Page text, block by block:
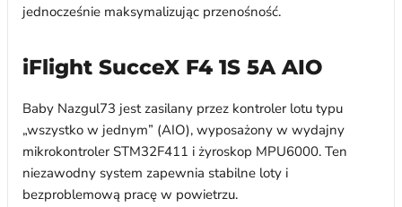
jednocześnie maksymalizując przenośność.
iFlight SucceX F4 1S 5A AIO
Baby Nazgul73 jest zasilany przez kontroler lotu typu
„wszystko w jednym” (AIO), wyposażony w wydajny
mikrokontroler STM32F411 i żyroskop MPU6000. Ten
niezawodny system zapewnia stabilne loty i
bezproblemową pracę w powietrzu.